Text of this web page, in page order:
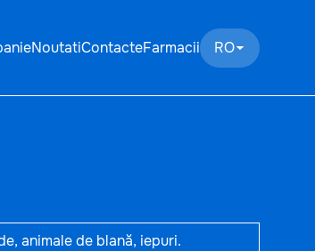
NoutatiContacteFarmacii RO
animale de blană, iepuri.